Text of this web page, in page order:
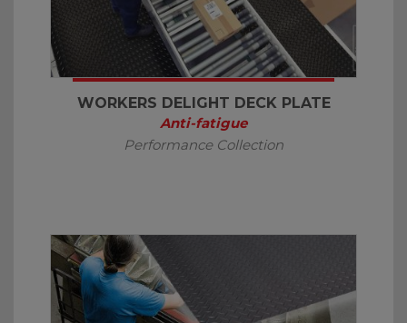
WORKERS DELIGHT DECK PLATE
Anti-fatigue
Performance Collection